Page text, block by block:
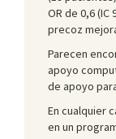
OR de 0,6
precoz
Parecen
apoyo
de apoyo
En cualquier
en un